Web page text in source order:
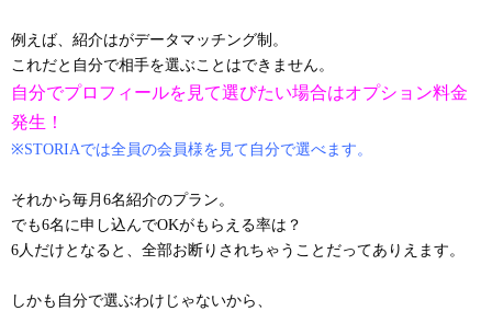
例えば、紹介はがデータマッチング制。
これだと自分で相手を選ぶことはできません。
自分でプロフィールを見て選びたい場合はオプション料金
発生！
※STORIAでは全員の会員様を見て自分で選べます。
それから毎月6名紹介のプラン。
でも6名に申し込んでOKがもらえる率は？
6人だけとなると、全部お断りされちゃうことだってありえます。
しかも自分で選ぶわけじゃないから、